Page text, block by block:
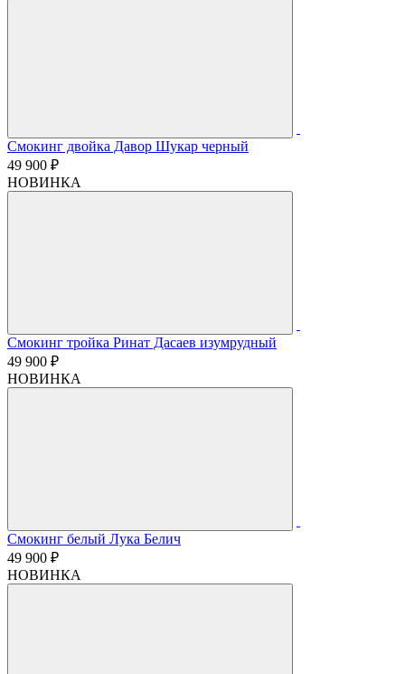
Смокинг двойка Давор Шукар черный
49 900 ₽
НОВИНКА
Смокинг тройка Ринат Дасаев изумрудный
49 900 ₽
НОВИНКА
Смокинг белый Лука Белич
49 900 ₽
НОВИНКА